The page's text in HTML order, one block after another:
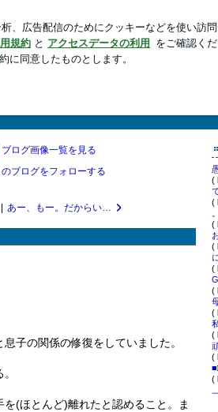
何かが見えてくる、かな? 母親っぽくない人が何とか
ブログ画像一覧を見る
のブログをフォローする
あー、もー。だからいったじゃん！
子の関係の修復をしていました。
(ほとんど)離れたと認めること。ま
(
(
。
(
(
(
(
(
(
(
(